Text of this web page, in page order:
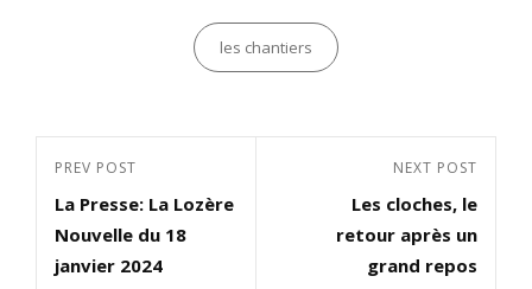
Categories
les chantiers
Navigation
de
l’article
Previous
Post
PREV POST
La Presse: La Lozère
Nouvelle du 18
janvier 2024
NEXT POST
Les cloches, le
retour après un
grand repos